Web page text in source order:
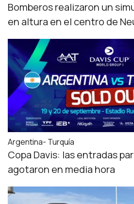
Bomberos realizaron un
en altura en el centro de
Argentina- Turquía
Copa Davis: las entradas
agotaron en media hora